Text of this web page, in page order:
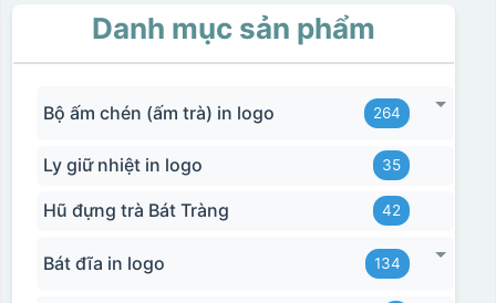
Danh mục sản phẩm
Bộ ấm chén (ấm trà) in logo 264
Ly giữ nhiệt in logo 35
Hũ đựng trà Bát Tràng 42
Bát đĩa in logo 134